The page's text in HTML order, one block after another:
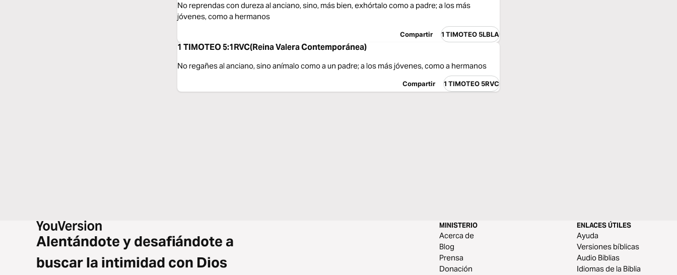
No reprendas con dureza al anciano, sino, más bien, exhórtalo como a padre; a los más
jóvenes, como a hermanos
Compartir 1 TIMOTEO 5LBLA
1 TIMOTEO 5:1RVC(Reina Valera Contemporánea)
No regañes al anciano, sino anímalo como a un padre; a los más jóvenes, como a hermanos
Compartir 1 TIMOTEO 5RVC
Alentándote y desafiándote a
buscar la intimidad con Dios
MINISTERIO
Acerca de
Blog
Prensa
Donación
ENLACES ÚTILES
Ayuda
Versiones bíblicas
Audio Biblias
Idiomas de la Biblia